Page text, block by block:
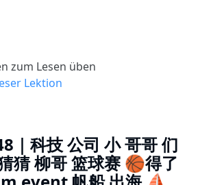
zum Lesen üben
Lektion
｜科技 公司 小 哥哥 们
猜 柳哥 篮球赛 🏀得了